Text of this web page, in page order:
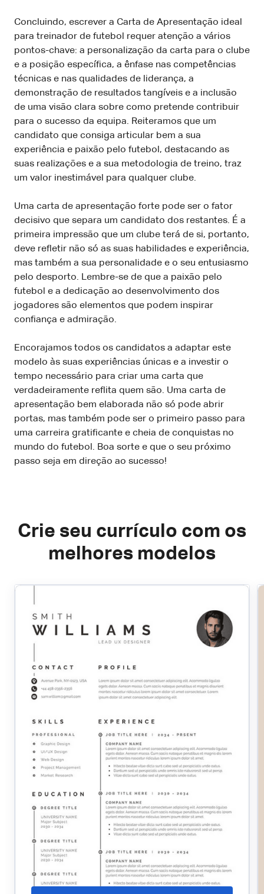
Concluindo, escrever a Carta de Apresentação ideal
para treinador de futebol requer atenção a vários
pontos-chave: a personalização da carta para o clube
e a posição específica, a ênfase nas competências
técnicas e nas qualidades de liderança, a
demonstração de resultados tangíveis e a inclusão
de uma visão clara sobre como pretende contribuir
para o sucesso da equipa. Reiteramos que um
candidato que consiga articular bem a sua
experiência e paixão pelo futebol, destacando as
suas realizações e a sua metodologia de treino, traz
um valor inestimável para qualquer clube.
Uma carta de apresentação forte pode ser o fator
decisivo que separa um candidato dos restantes. É a
primeira impressão que um clube terá de si, portanto,
deve refletir não só as suas habilidades e experiência,
mas também a sua personalidade e o seu entusiasmo
pelo desporto. Lembre-se de que a paixão pelo
futebol e a dedicação ao desenvolvimento dos
jogadores são elementos que podem inspirar
confiança e admiração.
Encorajamos todos os candidatos a adaptar este
modelo às suas experiências únicas e a investir o
tempo necessário para criar uma carta que
verdadeiramente reflita quem são. Uma carta de
apresentação bem elaborada não só pode abrir
portas, mas também pode ser o primeiro passo para
uma carreira gratificante e cheia de conquistas no
mundo do futebol. Boa sorte e que o seu próximo
passo seja em direção ao sucesso!
Crie seu currículo com os
melhores modelos